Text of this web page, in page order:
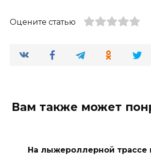
Оцените статью
Вам также может
На лыжероллерной трассе